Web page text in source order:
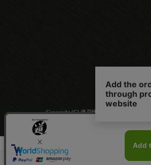
Copyright (C) 道刃物工業株式会社. All
HOME 商品一覧 豆皿用シナ材 丸型 3枚入